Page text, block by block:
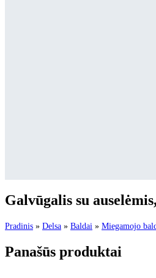
Galvūgalis su
Pradinis » Delsa » Baldai » Miegamojo
Panašūs produktai